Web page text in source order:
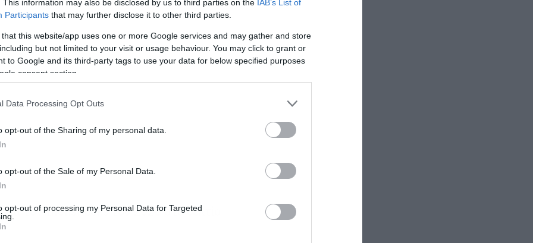
This information may also be disclosed by us to third parties on the IAB’s List of
Participants that may further disclose it to other third parties.
that this website/app uses one or more Google services and may gather and store
but not limited to your visit or usage behaviour. You may click to grant or
to Google and its third-party tags to use your data for below specified purposes
consent section.
Data Processing Opt Outs
opt-out of the Sharing of my personal data.
opt-out of the Sale of my Personal Data.
opt-out of processing my Personal Data for Targeted
το AthensRocks του 2020 στο δελτίο